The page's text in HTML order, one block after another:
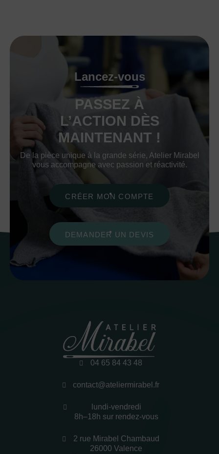
Lancez-vous
PASSEZ À
L’ACTION DÈS
MAINTENANT !
De la pièce unique à la grande série, Atelier Mirabel
vous accompagne avec passion et réactivité.
CRÉER MON COMPTE
DEMANDER UN DEVIS
04 65 84 43 48
contact@ateliermirabel.fr
lundi-vendredi
8h–18h sur rendez-vous
2 rue Mirabel Chambaud
26000 Valence